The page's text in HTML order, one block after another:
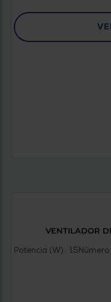
VENTILADOR
Potencia (W) : 15